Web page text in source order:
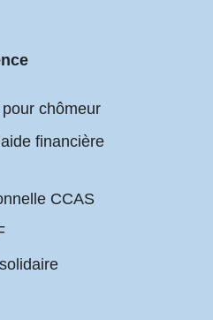
chômeur
financière
CCAS